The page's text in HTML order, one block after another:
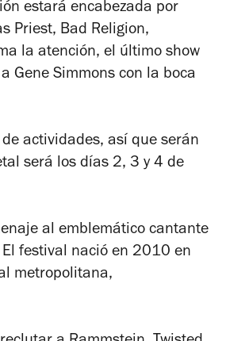
estará encabezada por
Priest, Bad Religion,
la atención, el último show
Gene Simmons con la boca
actividades, así que serán
será los días 2, 3 y 4 de
al emblemático cantante
festival nació en 2010 en
metropolitana,